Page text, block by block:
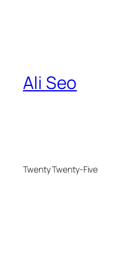
Ali Seo
Twenty Twenty-Five